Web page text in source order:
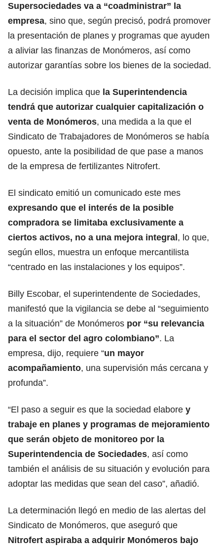
Supersociedades va a “coadministrar” la
empresa, sino que, según precisó, podrá promover
la presentación de planes y programas que ayuden
a aliviar las finanzas de Monómeros, así como
autorizar garantías sobre los bienes de la sociedad.
La decisión implica que la Superintendencia
tendrá que autorizar cualquier capitalización o
venta de Monómeros, una medida a la que el
Sindicato de Trabajadores de Monómeros se había
opuesto, ante la posibilidad de que pase a manos
de la empresa de fertilizantes Nitrofert.
El sindicato emitió un comunicado este mes
expresando que el interés de la posible
compradora se limitaba exclusivamente a
ciertos activos, no a una mejora integral, lo que,
según ellos, muestra un enfoque mercantilista
“centrado en las instalaciones y los equipos”.
Billy Escobar, el superintendente de Sociedades,
manifestó que la vigilancia se debe al “seguimiento
a la situación” de Monómeros por “su relevancia
para el sector del agro colombiano”. La
empresa, dijo, requiere “un mayor
acompañamiento, una supervisión más cercana y
profunda”.
“El paso a seguir es que la sociedad elabore y
trabaje en planes y programas de mejoramiento
que serán objeto de monitoreo por la
Superintendencia de Sociedades, así como
también el análisis de su situación y evolución para
adoptar las medidas que sean del caso”, añadió.
La determinación llegó en medio de las alertas del
Sindicato de Monómeros, que aseguró que
Nitrofert aspiraba a adquirir Monómeros bajo